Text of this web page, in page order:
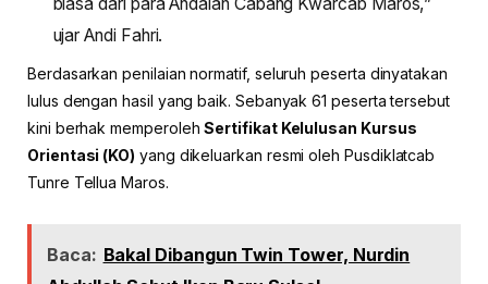
ujar Andi Fahri.
Berdasarkan penilaian normatif, seluruh peserta dinyatakan
lulus dengan hasil yang baik. Sebanyak 61 peserta tersebut
kini berhak memperolehSertifikat Kelulusan Kursus
Orientasi (KO) yang dikeluarkan resmi oleh Pusdiklatcab
Tunre Tellua Maros.
Baca: Bakal Dibangun Twin Tower, Nurdin